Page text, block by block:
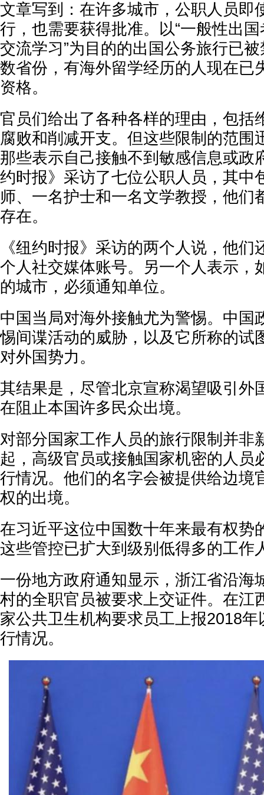
文章写到：在许多城市，公职人员即
行，也需要获得批准。以“一般性出
交流学习”为目的的出国公务旅行已
数省份，有海外留学经历的人现在已
资格。
官员们给出了各种各样的理由，包括
腐败和削减开支。但这些限制的范围
那些表示自己接触不到敏感信息或政
约时报》采访了七位公职人员，其中
师、一名护士和一名文学教授，他们
存在。
《纽约时报》采访的两个人说，他
个人社交媒体账号。另一个人表示，
的城市，必须通知单位。
中国当局对海外接触尤为警惕。中国
惕间谍活动的威胁，以及它所称的试
对外国势力。
其结果是，尽管北京宣称渴望吸引外
在阻止本国许多民众出境。
对部分国家工作人员的旅行限制并非
起，高级官员或接触国家机密的人员
行情况。他们的名字会被提供给边境
权的出境。
在习近平这位中国数十年来最有权势
这些管控已扩大到级别低得多的工作
一份地方政府通知显示，浙江省沿海
村的全职官员被要求上交证件。在江
家公共卫生机构要求员工上报2018
行情况。